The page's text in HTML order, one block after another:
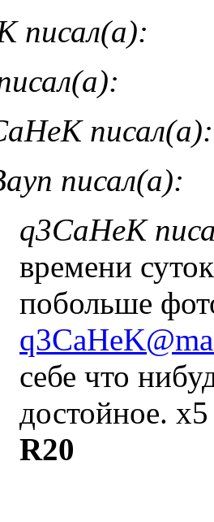
писал(а):
писал(а):
писал(а):
q3CaHeK
времени
побольше
себе что
достойное.
R20